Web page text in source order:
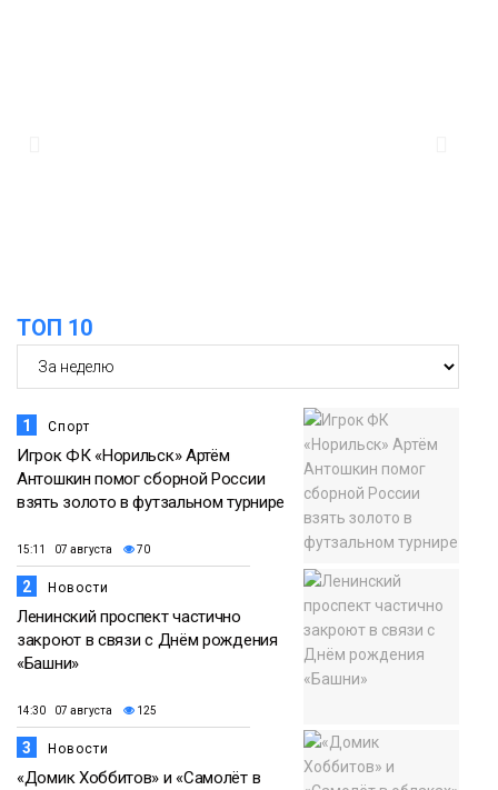
ТОП 10
1 Спорт
Игрок ФК «Норильск» Артём
Антошкин помог сборной России
взять золото в футзальном турнире
15:11 07 августа 70
2 Новости
Ленинский проспект частично
закроют в связи с Днём рождения
«Башни»
14:30 07 августа 125
3 Новости
«Домик Хоббитов» и «Самолёт в